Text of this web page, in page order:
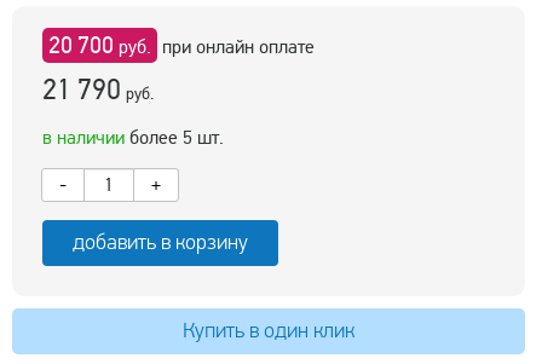
20 700 руб. при онлайн оплате
21 790 руб.
в наличии более 5 шт.
-
+
добавить в корзину
Купить в один клик